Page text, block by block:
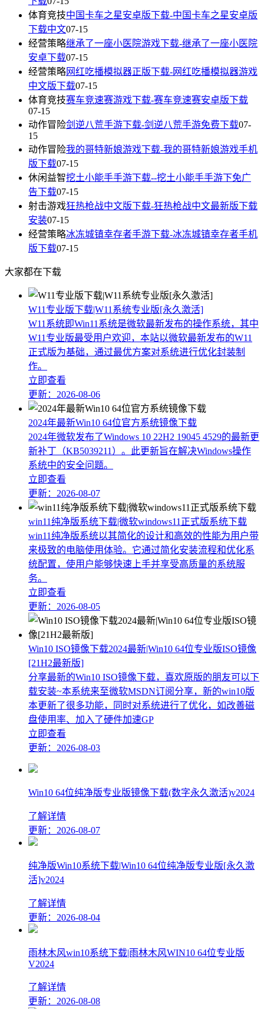
体育竞技中国卡车之星安卓版下载-中国卡车之星安卓版
下载中文07-15
经营策略继承了一座小医院游戏下载-继承了一座小医院
安卓下载07-15
经营策略网红吃播模拟器正版下载-网红吃播模拟器游戏
中文版下载07-15
体育竞技赛车竞速赛游戏下载-赛车竞速赛安卓版下载
07-15
动作冒险剑逆八荒手游下载-剑逆八荒手游免费下载07-
15
动作冒险我的哥特新娘游戏下载-我的哥特新娘游戏手机
版下载07-15
休闲益智挖土小能手手游下载--挖土小能手手游下免广
告下载07-15
射击游戏狂热枪战中文版下载-狂热枪战中文最新版下载
安装07-15
经营策略冰冻城镇幸存者手游下载-冰冻城镇幸存者手机
版下载07-15
大家都在下载
W11专业版下载|W11系统专业版[永久激活]
W11系统即Win11系统是微软最新发布的操作系统，其中
W11专业版最受用户欢迎，本站以微软最新发布的W11
正式版为基础，通过最优方案对系统进行优化封装制
作。
立即查看
更新：2026-08-06
2024年最新Win10 64位官方系统镜像下载
2024年微软发布了Windows 10 22H2 19045 4529的最新更
新补丁（KB5039211）。此更新旨在解决Windows操作
系统中的安全问题。
立即查看
更新：2026-08-07
win11纯净版系统下载|微软windows11正式版系统下载
win11纯净版系统以其简化的设计和高效的性能为用户带
来极致的电脑使用体验。它通过简化安装流程和优化系
统配置，使用户能够快速上手并享受高质量的系统服
务。
立即查看
更新：2026-08-05
Win10 ISO镜像下载2024最新|Win10 64位专业版ISO镜像
[21H2最新版]
分享最新的Win10 ISO镜像下载，喜欢原版的朋友可以下
载安装~本系统来至微软MSDN订阅分享，新的win10版
本更新了很多功能，同时对系统进行了优化，如改善磁
盘使用率、加入了硬件加速GP
立即查看
更新：2026-08-03
Win10 64位纯净版专业版镜像下载(数字永久激活)v2024
了解详情
更新：2026-08-07
纯净版Win10系统下载|Win10 64位纯净版专业版[永久激
活]v2024
了解详情
更新：2026-08-04
雨林木风win10系统下载|雨林木风WIN10 64位专业版
V2024
了解详情
更新：2026-08-08